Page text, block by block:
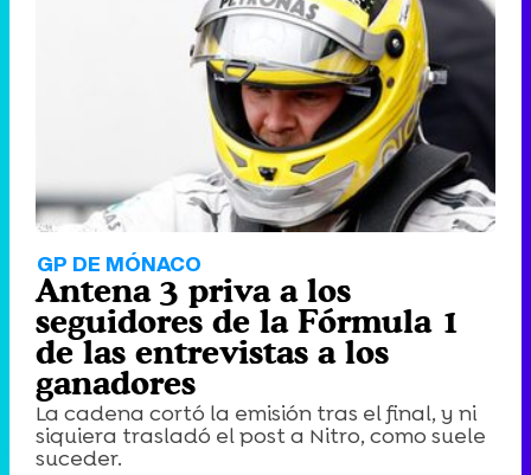
GP DE MÓNACO
Antena 3 priva a los
seguidores de la Fórmula 1
de las entrevistas a los
ganadores
La cadena cortó la emisión tras el final, y ni
siquiera trasladó el post a Nitro, como suele
suceder.